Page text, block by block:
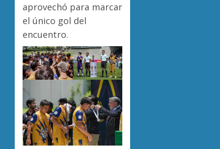
aprovechó para marcar
el único gol del
encuentro.